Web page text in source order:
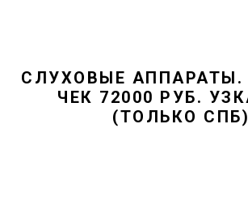
СЛУХОВЫЕ АППАРАТЫ.
ЧЕК 72000 РУБ.
(ТОЛЬКО СПБ)